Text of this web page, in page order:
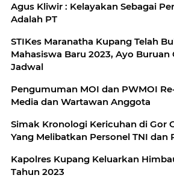
Agus Kliwir : Kelayakan Sebagai
Adalah PT
STIKes Maranatha Kupang Telah
Mahasiswa Baru 2023, Ayo Buruan
Jadwal
Pengumuman MOI dan PWMOI
Media dan Wartawan Anggota
Simak Kronologi Kericuhan di Gor
Yang Melibatkan Personel TNI dan
Kapolres Kupang Keluarkan
Tahun 2023